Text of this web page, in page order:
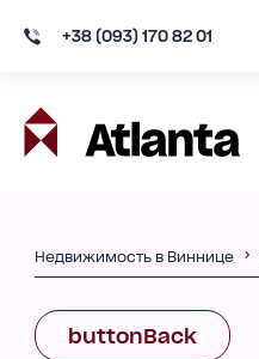
+38 (093) 170 82 01
Недвижимость в Виннице
buttonBack